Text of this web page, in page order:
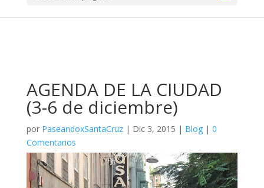
AGENDA DE LA CIUDAD
(3-6 de diciembre)
por PaseandoxSantaCruz| Dic 3, 2015 | Blog| 0
Comentarios